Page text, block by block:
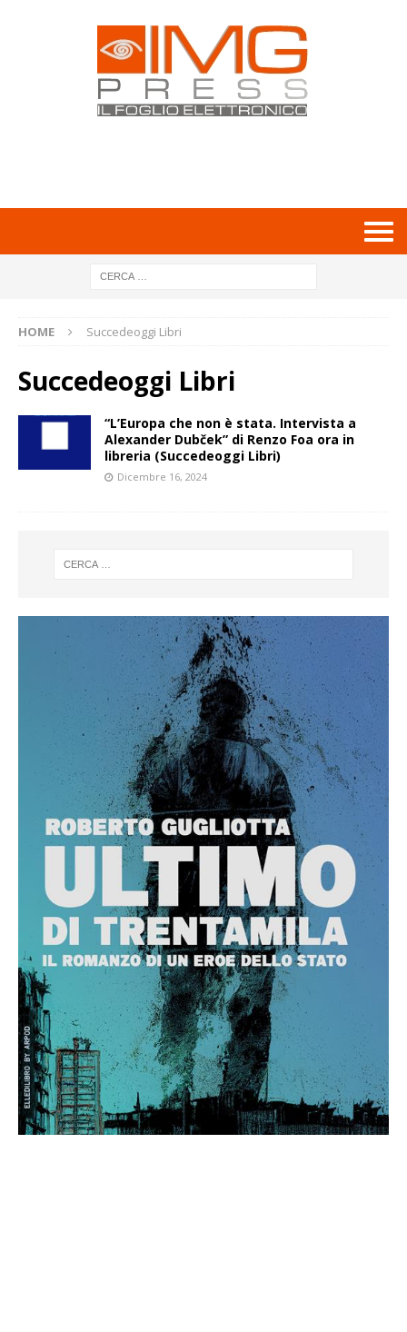
HOME Succedeoggi Libri
Succedeoggi Libri
“L’Europa che non è stata. Intervista a
Alexander Dubček” di Renzo Foa ora in
libreria (Succedeoggi Libri)
Dicembre 16, 2024